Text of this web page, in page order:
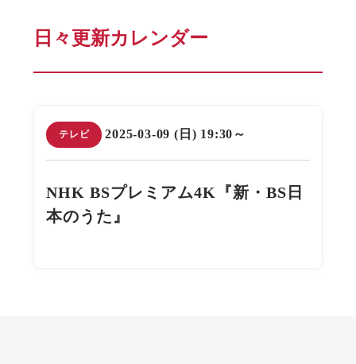
日々更新カレンダー
テレビ 2025-03-09 (日) 19:30～
NHK BSプレミアム4K『新・BS日
本のうた』